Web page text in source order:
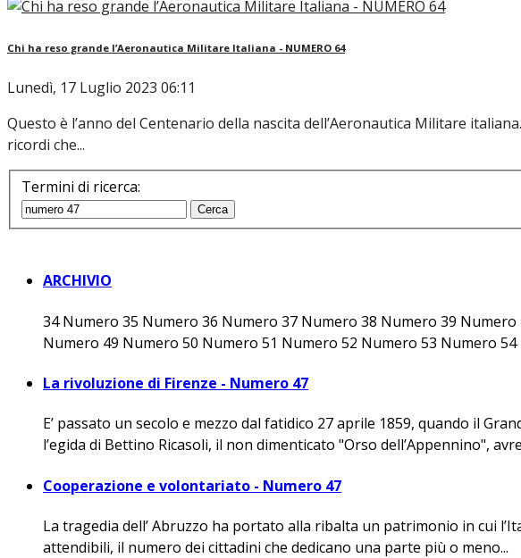
Chi ha reso grande l’Aeronautica Militare Italiana - NUMERO 64
Lunedì, 17 Luglio 2023 06:11
Questo è l’anno del Centenario della nascita dell’Aeronautica Militare
ricordi che...
Termini di ricerca:
Cerca
ARCHIVIO
34 Numero 35 Numero 36 Numero 37 Numero 38 Numero 39
Numero 49 Numero 50 Numero 51 Numero 52 Numero 53 Numero
La rivoluzione di Firenze - Numero 47
E’ passato un secolo e mezzo dal fatidico 27 aprile 1859, quando il
l’egida di Bettino Ricasoli, il non dimenticato "Orso dell’Appennino",
Cooperazione e volontariato - Numero 47
La tragedia dell’ Abruzzo ha portato alla ribalta un patrimonio in cui
attendibili, il numero dei cittadini che dedicano una parte più o meno...